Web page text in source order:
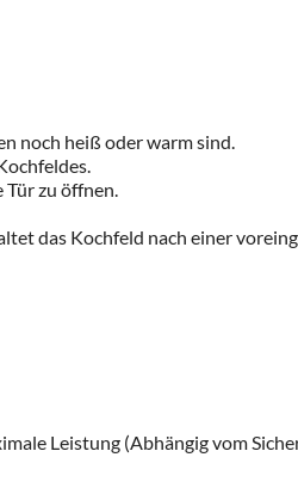
noch heiß oder warm sind.
zu öffnen.
das Kochfeld nach einer
Leistung (Abhängig vom